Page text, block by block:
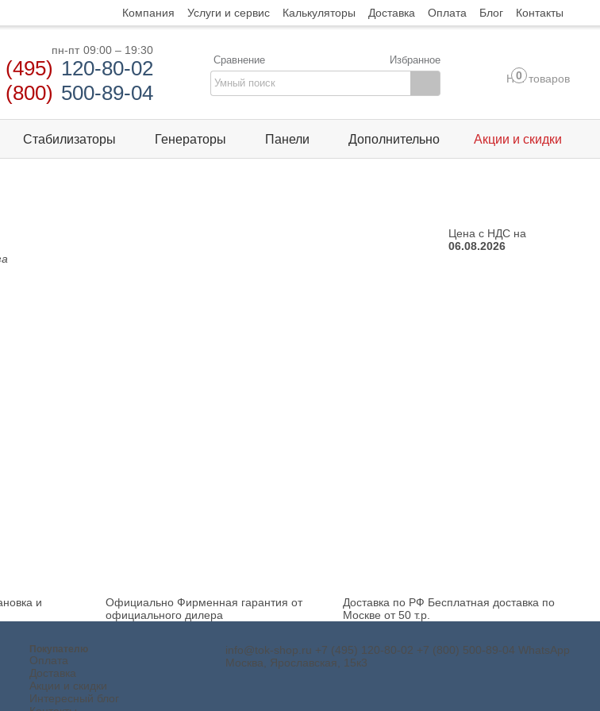
Компания Услуги и сервис Калькуляторы Доставка Оплата Блог Контакты
пн-пт 09:00 – 19:30
(495) 120-80-02
(800) 500-89-04
Сравнение Избранное
0
Нет товаров
Стабилизаторы Генераторы Панели Дополнительно Акции и скидки
Цена с НДС на
06.08.2026
и
Официально Фирменная гарантия от
официального дилера
Доставка по РФ Бесплатная доставка по
Москве от 50 т.р.
Покупателю
Оплата
Доставка
Акции и скидки
Интересный блог
info@tok-shop.ru +7 (495) 120-80-02 +7 (800) 500-89-04 WhatsApp
Москва, Ярославская, 15к3